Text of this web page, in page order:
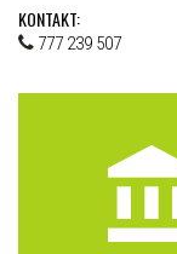
KONTAKT:
777 239 507